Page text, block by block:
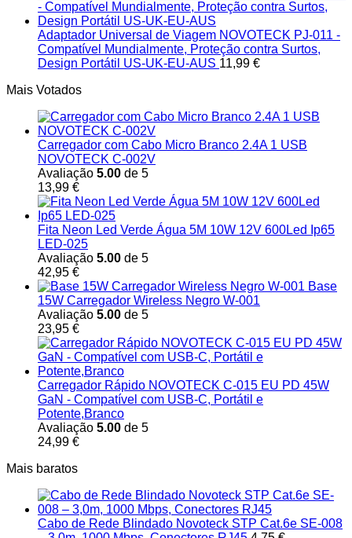
Adaptador Universal de Viagem NOVOTECK PJ-011 -
Compatível Mundialmente, Proteção contra Surtos,
Design Portátil US-UK-EU-AUS 11,99 €
Mais Votados
Carregador com Cabo Micro Branco 2.4A 1 USB
NOVOTECK C-002V
Avaliação 5.00 de 5
13,99 €
Fita Neon Led Verde Água 5M 10W 12V 600Led Ip65
LED-025
Avaliação 5.00 de 5
42,95 €
Base
15W Carregador Wireless Negro W-001
Avaliação 5.00 de 5
23,95 €
Carregador Rápido NOVOTECK C-015 EU PD 45W
GaN - Compatível com USB-C, Portátil e
Potente,Branco
Avaliação 5.00 de 5
24,99 €
Mais baratos
Cabo de Rede Blindado Novoteck STP Cat.6e SE-008